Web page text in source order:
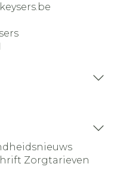
Zorgtarieven